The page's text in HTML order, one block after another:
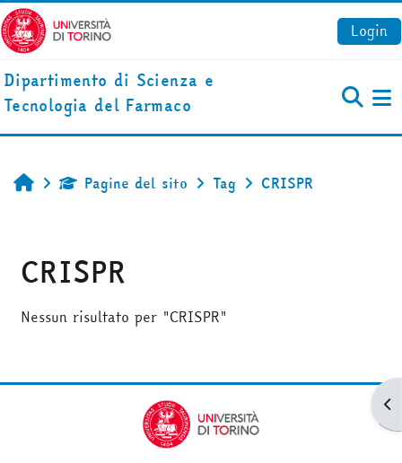
Vai al contenuto principale
Login
Dipartimento di Scienza e
Tecnologia del Farmaco
HomePagine del sito Tag CRISPR
CRISPR
Nessun risultato per "CRISPR"